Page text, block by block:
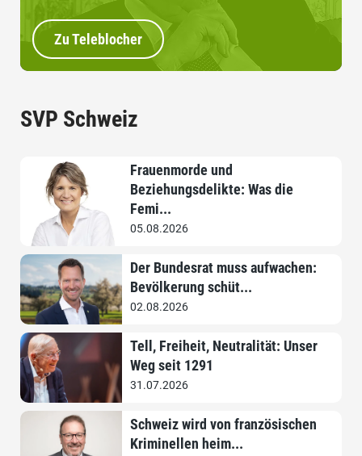
Zu Teleblocher
SVP Schweiz
Frauenmorde und
Beziehungsdelikte: Was die
Femi...
05.08.2026
Der Bundesrat muss aufwachen:
Bevölkerung schüt...
02.08.2026
Tell, Freiheit, Neutralität: Unser
Weg seit 1291
31.07.2026
Schweiz wird von französischen
Kriminellen heim...